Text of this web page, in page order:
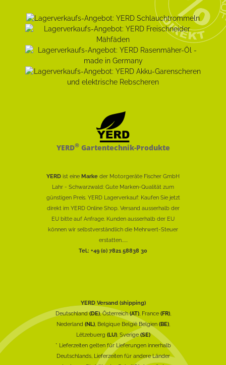
YERD®Gartentechnik-Produkte
YERD ist eine Marke der Motorgeräte Fischer GmbH
Lahr - Schwarzwald: Gute Marken-Qualität zum
günstigen Preis. YERD Lagerverkauf: Kaufen Sie jetzt
direkt im YERD Online Shop. Versand ausserhalb der
EU bitte auf Anfrage. Kunden ausserhalb der EU
können wir selbstverständlich die Mehrwert-Steuer
erstatten......
Tel.: +49 (0) 7821 58838 30
YERD Versand (shipping)
Deutschland(DE), Österreich(AT), France (FR),
Nederland (NL), Belgique België Belgien (BE),
Lëtzebuerg (LU), Sverige(SE)
* Lieferzeiten gelten für Lieferungen innerhalb
Deutschlands, Lieferzeiten für andere Länder